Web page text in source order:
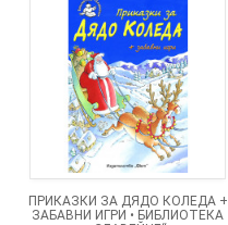
ПРИКАЗКИ ЗА ДЯДО КОЛЕДА +
ЗАБАВНИ ИГРИ • БИБЛИОТЕКА